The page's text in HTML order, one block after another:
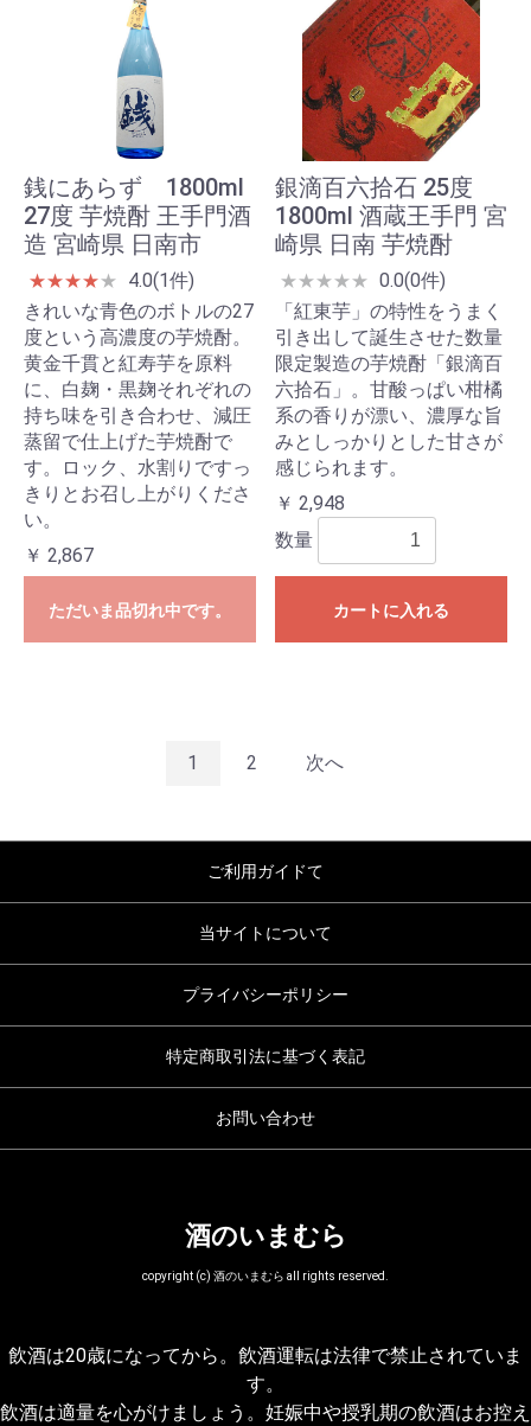
銭にあらず 1800ml
27度 芋焼酎 王手門酒
造 宮崎県 日南市
★★★★★
4.0(1件)
きれいな青色のボトルの27
度という高濃度の芋焼酎。
黄金千貫と紅寿芋を原料
に、白麹・黒麹それぞれの
持ち味を引き合わせ、減圧
蒸留で仕上げた芋焼酎で
す。ロック、水割りですっ
きりとお召し上がりくださ
い。
￥ 2,867
ただいま品切れ中です。
銀滴百六拾石 25度
1800ml 酒蔵王手門 宮
崎県 日南 芋焼酎
★★★★★ 0.0(0件)
「紅東芋」の特性をうまく
引き出して誕生させた数量
限定製造の芋焼酎「銀滴百
六拾石」。甘酸っぱい柑橘
系の香りが漂い、濃厚な旨
みとしっかりとした甘さが
感じられます。
￥ 2,948
数量
カートに入れる
1 2 次へ
ご利用ガイドて
当サイトについて
プライバシーポリシー
特定商取引法に基づく表記
お問い合わせ
酒のいまむら
copyright (c) 酒のいまむら all rights reserved.
飲酒は20歳になってから。飲酒運転は法律で禁止されていま
す。
飲酒は適量を心がけましょう。妊娠中や授乳期の飲酒はお控え